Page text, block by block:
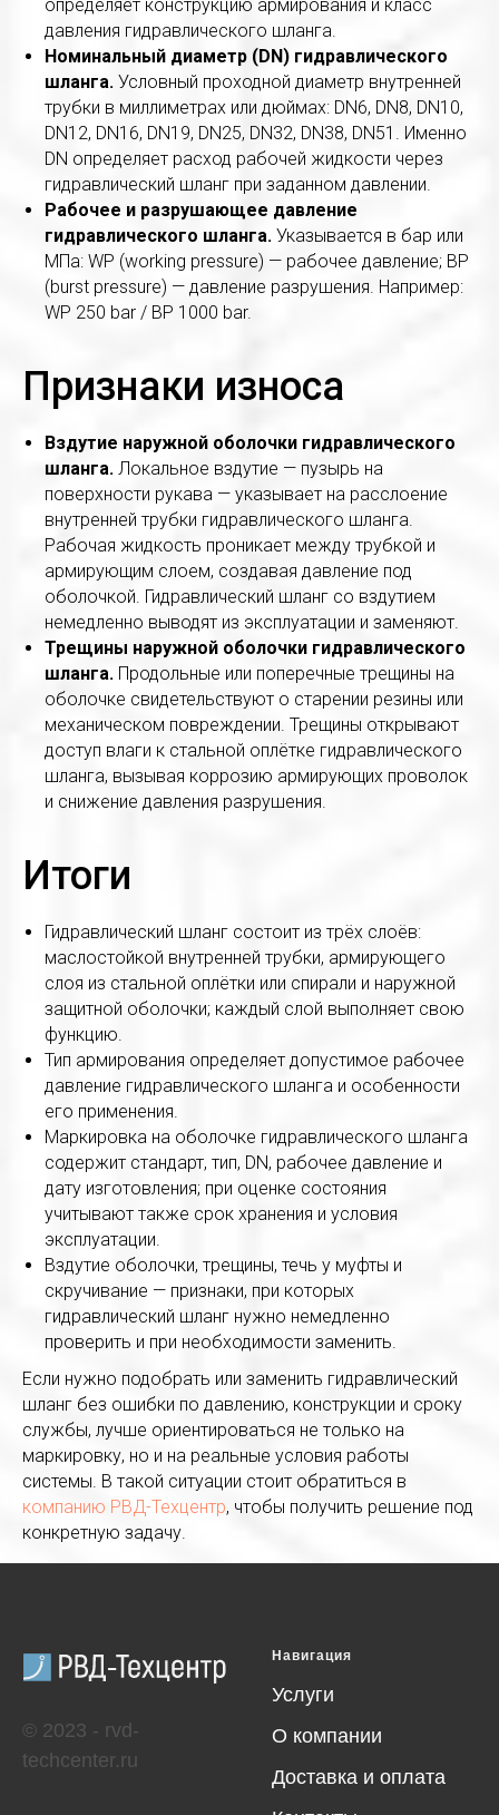
определяет конструкцию армирования и класс
давления гидравлического шланга.
Номинальный диаметр (DN) гидравлического
шланга. Условный проходной диаметр внутренней
трубки в миллиметрах или дюймах: DN6, DN8, DN10,
DN12, DN16, DN19, DN25, DN32, DN38, DN51. Именно
DN определяет расход рабочей жидкости через
гидравлический шланг при заданном давлении.
Рабочее и разрушающее давление
гидравлического шланга. Указывается в бар или
МПа: WP (working pressure) — рабочее давление; BP
(burst pressure) — давление разрушения. Например:
WP 250 bar / BP 1000 bar.
Признаки износа
Вздутие наружной оболочки гидравлического
шланга. Локальное вздутие — пузырь на
поверхности рукава — указывает на расслоение
внутренней трубки гидравлического шланга.
Рабочая жидкость проникает между трубкой и
армирующим слоем, создавая давление под
оболочкой. Гидравлический шланг со вздутием
немедленно выводят из эксплуатации и заменяют.
Трещины наружной оболочки гидравлического
шланга. Продольные или поперечные трещины на
оболочке свидетельствуют о старении резины или
механическом повреждении. Трещины открывают
доступ влаги к стальной оплётке гидравлического
шланга, вызывая коррозию армирующих проволок
и снижение давления разрушения.
Итоги
Гидравлический шланг состоит из трёх слоёв:
маслостойкой внутренней трубки, армирующего
слоя из стальной оплётки или спирали и наружной
защитной оболочки; каждый слой выполняет свою
функцию.
Тип армирования определяет допустимое рабочее
давление гидравлического шланга и особенности
его применения.
Маркировка на оболочке гидравлического шланга
содержит стандарт, тип, DN, рабочее давление и
дату изготовления; при оценке состояния
учитывают также срок хранения и условия
эксплуатации.
Вздутие оболочки, трещины, течь у муфты и
скручивание — признаки, при которых
гидравлический шланг нужно немедленно
проверить и при необходимости заменить.
Если нужно подобрать или заменить гидравлический
шланг без ошибки по давлению, конструкции и сроку
службы, лучше ориентироваться не только на
маркировку, но и на реальные условия работы
системы. В такой ситуации стоит обратиться в
компанию РВД-Техцентр, чтобы получить решение под
конкретную задачу.
© 2023 - rvd-
techcenter.ru
Навигация
Услуги
О компании
Доставка и оплата